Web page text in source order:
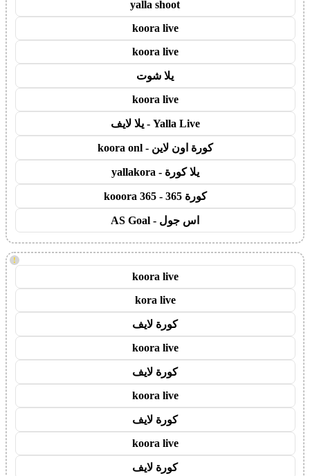
yalla shoot
koora live
koora live
يلا شوت
koora live
Yalla Live - يلا لايف
كورة اون لاين - koora onl
يلا كورة - yallakora
كورة 365 - kooora 365
اس جول - AS Goal
!
koora live
kora live
كورة لايف
koora live
كورة لايف
koora live
كورة لايف
koora live
كورة لايف